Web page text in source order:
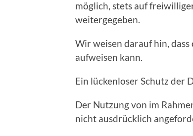
möglich, stets auf
weitergegeben.
Wir weisen darauf hin,
aufweisen kann.
Ein lückenloser Schutz der
Der Nutzung von im
nicht ausdrücklich